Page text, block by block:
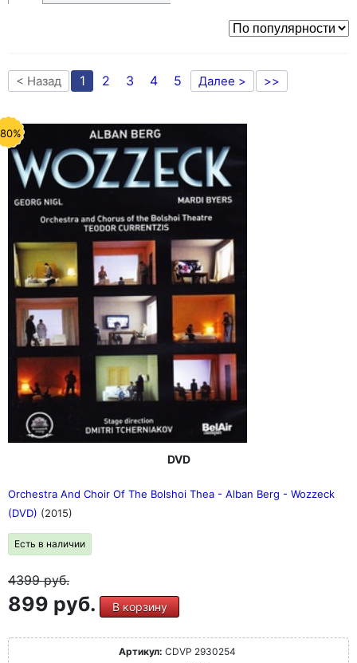
< Назад 1 2 3 4 5 Далее > >>
DVD
Orchestra And Choir Of The Bolshoi Thea - Alban Berg - Wozzeck
(DVD) (2015)
Есть в наличии
4399руб.
899 руб. В корзину
Артикул: CDVP 2930254